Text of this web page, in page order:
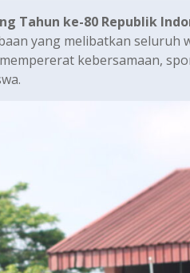
Tahun ke-80 Republik
yang melibatkan seluruh
kebersamaan,